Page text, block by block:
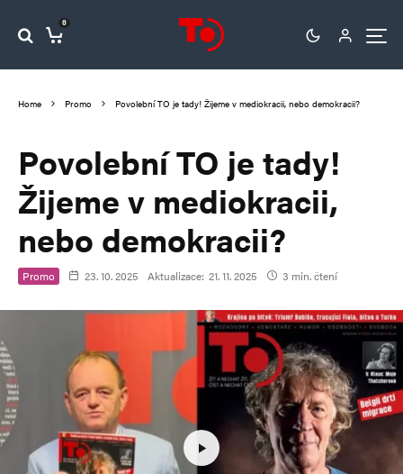
0
Home Promo Povolební TO je tady! Žijeme v mediokracii, nebo demokracii?
Povolební TO je tady!
Žijeme v mediokracii,
nebo demokracii?
Promo 23. 10. 2025 Aktualizace: 21. 11. 2025 3 min. čtení